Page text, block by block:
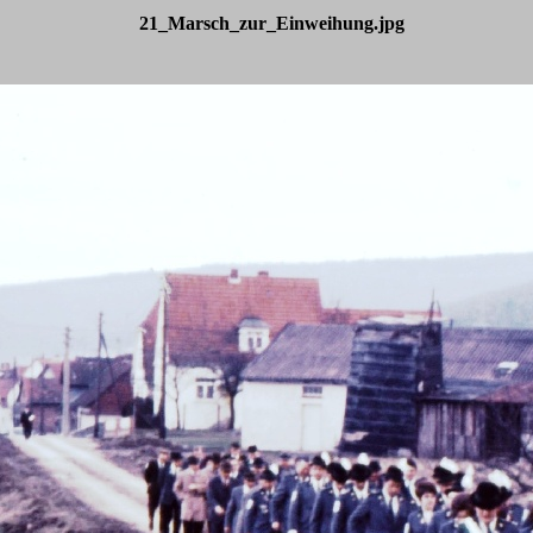
21_Marsch_zur_Einweihung.jpg